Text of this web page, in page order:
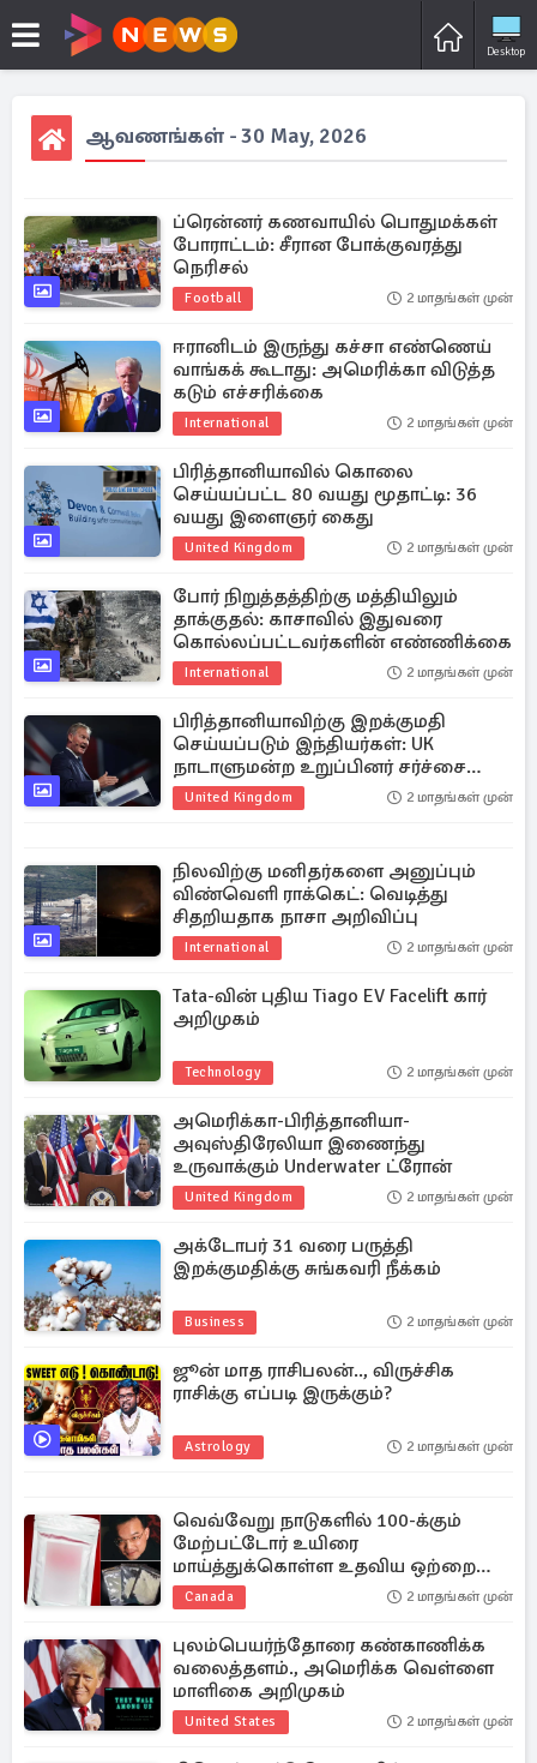
Desktop
ஆவணங்கள் - 30 May, 2026
ப்ரென்னர் கணவாயில் பொதுமக்கள்
போராட்டம்: சீரான போக்குவரத்து
நெரிசல்
Football 2 மாதங்கள் முன்
ஈரானிடம் இருந்து கச்சா எண்ணெய்
வாங்கக் கூடாது: அமெரிக்கா விடுத்த
கடும் எச்சரிக்கை
International 2 மாதங்கள் முன்
பிரித்தானியாவில் கொலை
செய்யப்பட்ட 80 வயது மூதாட்டி: 36
வயது இளைஞர் கைது
United Kingdom 2 மாதங்கள் முன்
போர் நிறுத்தத்திற்கு மத்தியிலும்
தாக்குதல்: காசாவில் இதுவரை
கொல்லப்பட்டவர்களின் எண்ணிக்கை
International 2 மாதங்கள் முன்
பிரித்தானியாவிற்கு இறக்குமதி
செய்யப்படும் இந்தியர்கள்: UK
நாடாளுமன்ற உறுப்பினர் சர்ச்சை
கருத்து
United Kingdom 2 மாதங்கள் முன்
நிலவிற்கு மனிதர்களை அனுப்பும்
விண்வெளி ராக்கெட்: வெடித்து
சிதறியதாக நாசா அறிவிப்பு
International 2 மாதங்கள் முன்
Tata-வின் புதிய Tiago EV Facelift கார்
அறிமுகம்
Technology 2 மாதங்கள் முன்
அமெரிக்கா-பிரித்தானியா-
அவுஸ்திரேலியா இணைந்து
உருவாக்கும் Underwater ட்ரோன்
United Kingdom 2 மாதங்கள் முன்
அக்டோபர் 31 வரை பருத்தி
இறக்குமதிக்கு சுங்கவரி நீக்கம்
Business 2 மாதங்கள் முன்
ஜூன் மாத ராசிபலன்.., விருச்சிக
ராசிக்கு எப்படி இருக்கும்?
Astrology 2 மாதங்கள் முன்
வெவ்வேறு நாடுகளில் 100-க்கும்
மேற்பட்டோர் உயிரை
மாய்த்துக்கொள்ள உதவிய ஒற்றை
கனேடியர்
Canada 2 மாதங்கள் முன்
புலம்பெயர்ந்தோரை கண்காணிக்க
வலைத்தளம்., அமெரிக்க வெள்ளை
மாளிகை அறிமுகம்
United States 2 மாதங்கள் முன்